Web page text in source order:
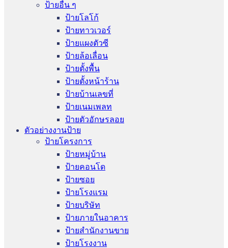
ป้ายอื่น ๆ
ป้ายโลโก้
ป้ายทาวเวอร์
ป้ายแผงตัวซี
ป้ายล้อเลื่อน
ป้ายตั้งพื้น
ป้ายตั้งหน้าร้าน
ป้ายบ้านเลขที่
ป้ายเนมเพลท
ป้ายตัวอักษรลอย
ตัวอย่างงานป้าย
ป้ายโครงการ
ป้ายหมู่บ้าน
ป้ายคอนโด
ป้ายซอย
ป้ายโรงแรม
ป้ายบริษัท
ป้ายภายในอาคาร
ป้ายสำนักงานขาย
ป้ายโรงงาน